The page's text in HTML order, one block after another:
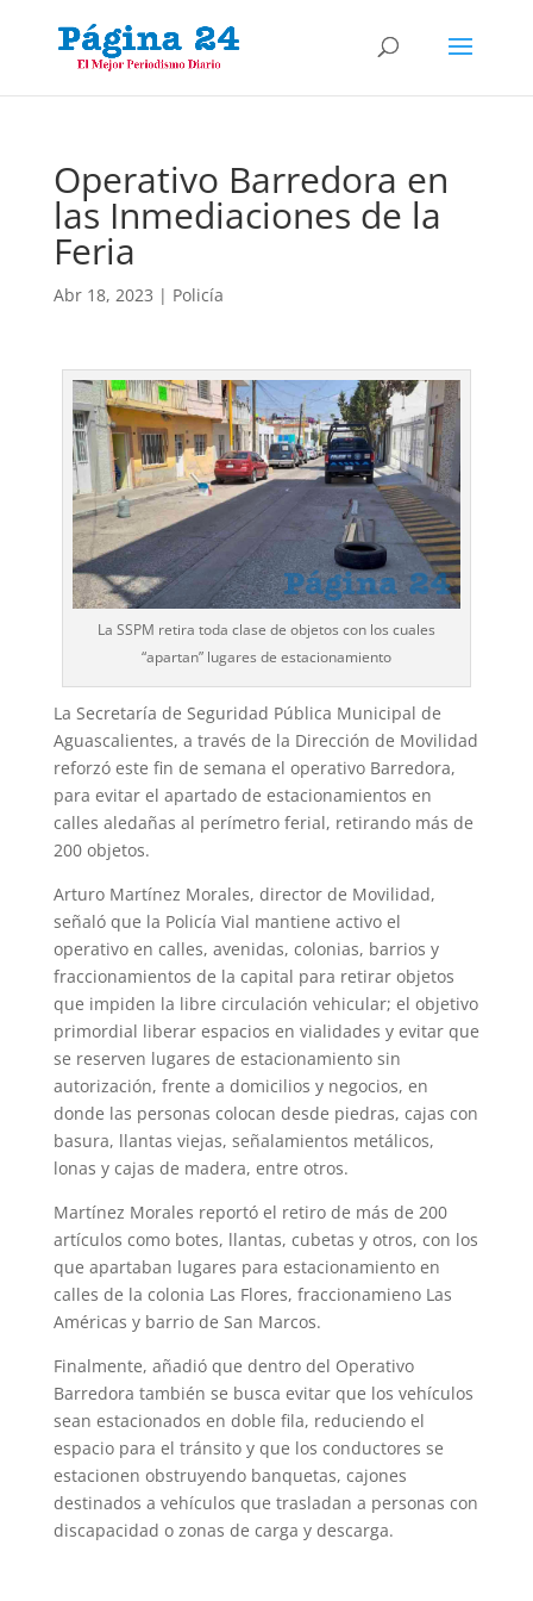
Operativo Barredora en
las Inmediaciones de la
Feria
Abr 18, 2023 | Policía
La SSPM retira toda clase de objetos con los cuales
“apartan” lugares de estacionamiento
La Secretaría de Seguridad Pública Mu­nicipal de
Aguascalientes, a través de la Dirección de Movilidad
reforzó este fin de semana el operativo Barredora,
para evitar el apartado de estacionamientos en
calles aledañas al perímetro ferial, retirando más de
200 objetos.
Arturo Martínez Morales, director de Movilidad,
señaló que la Policía Vial man­tiene activo el
operativo en calles, avenidas, colonias, barrios y
fraccionamientos de la capital para retirar objetos
que impiden la libre circulación vehicular; el objetivo
primordial liberar espacios en vialidades y evitar que
se reserven lugares de estaciona­miento sin
autorización, frente a domicilios y negocios, en
donde las personas colocan desde piedras, cajas con
basura, llantas vie­jas, señalamientos metálicos,
lonas y cajas de madera, entre otros.
Martínez Morales reportó el retiro de más de 200
artículos como botes, llantas, cubetas y otros, con los
que apartaban lugares para estacionamiento en
calles de la colonia Las Flores, fraccionamieno Las
Américas y barrio de San Marcos.
Finalmente, añadió que dentro del Ope­rativo
Barredora también se busca evitar que los vehículos
sean estacionados en doble fila, reduciendo el
espacio para el tránsito y que los conductores se
estacionen obstruyendo banquetas, cajones
destinados a vehículos que trasladan a personas con
discapacidad o zonas de carga y descarga.